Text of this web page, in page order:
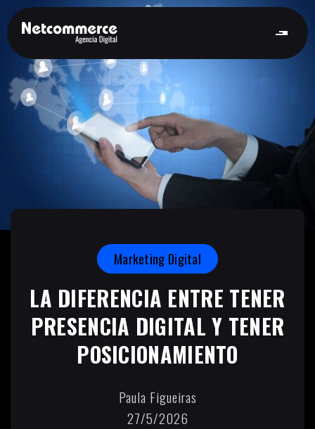
Marketing Digital
LA DIFERENCIA ENTRE TENER
PRESENCIA DIGITAL Y TENER
POSICIONAMIENTO
Paula Figueiras
27/5/2026